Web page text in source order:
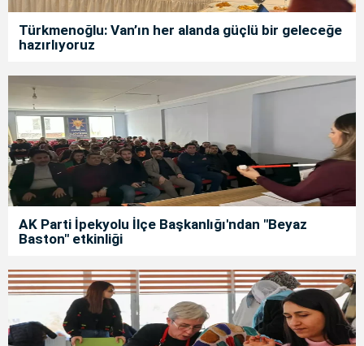
Türkmenoğlu: Van’ın her alanda güçlü bir geleceğe
hazırlıyoruz
AK Parti İpekyolu İlçe Başkanlığı'ndan "Beyaz
Baston" etkinliği